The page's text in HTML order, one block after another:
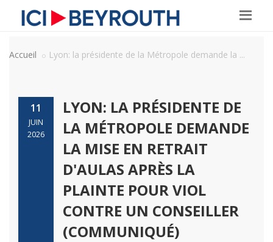
Accueil Lyon: la présidente de la Métropole demande la ...
11
JUIN
2026
LYON: LA PRÉSIDENTE DE
LA MÉTROPOLE DEMANDE
LA MISE EN RETRAIT
D'AULAS APRÈS LA
PLAINTE POUR VIOL
CONTRE UN CONSEILLER
(COMMUNIQUÉ)